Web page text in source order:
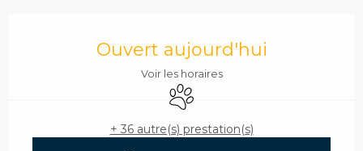
Ouvert aujourd'hui
Voir les horaires
Animaux acceptés
+ 36 autre(s) prestation(s)